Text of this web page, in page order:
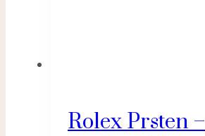
Rolex Prsten –